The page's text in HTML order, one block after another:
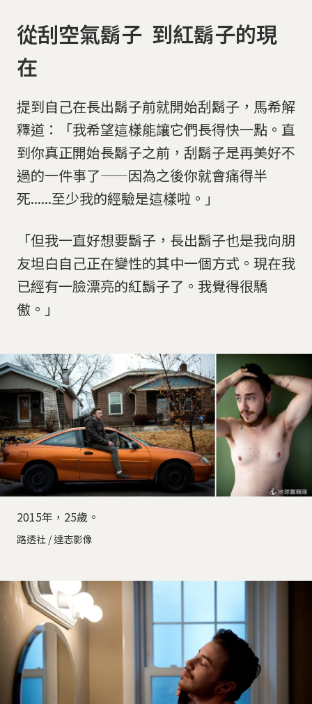
從刮空氣鬍子 到紅鬍子的現
在
提到自己在長出鬍子前就開始刮鬍子，馬希解
釋道：「我希望這樣能讓它們長得快一點。直
到你真正開始長鬍子之前，刮鬍子是再美好不
過的一件事了——因為之後你就會痛得半
死......至少我的經驗是這樣啦。」
「但我一直好想要鬍子，長出鬍子也是我向朋
友坦白自己正在變性的其中一個方式。現在我
已經有一臉漂亮的紅鬍子了。我覺得很驕
傲。」
2015年，25歲。
路透社 / 達志影像